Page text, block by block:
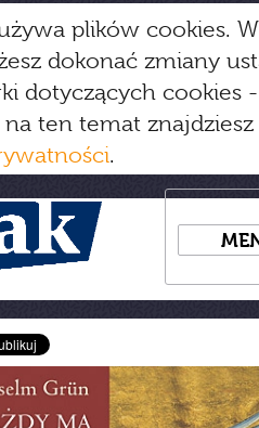
plików cookies.
dokonać zmiany
dotyczących cookies
ten temat
.